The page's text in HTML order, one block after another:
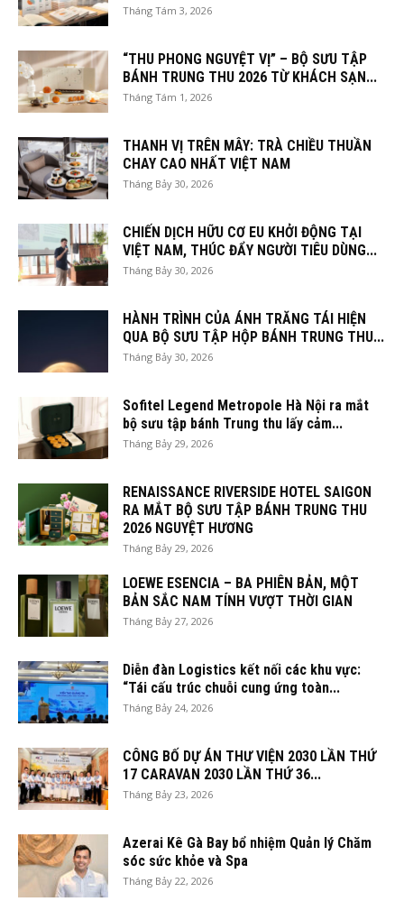
Tháng Tám 3, 2026
“THU PHONG NGUYỆT VỊ” – BỘ SƯU TẬP
BÁNH TRUNG THU 2026 TỪ KHÁCH SẠN...
Tháng Tám 1, 2026
THANH VỊ TRÊN MÂY: TRÀ CHIỀU THUẦN
CHAY CAO NHẤT VIỆT NAM
Tháng Bảy 30, 2026
CHIẾN DỊCH HỮU CƠ EU KHỞI ĐỘNG TẠI
VIỆT NAM, THÚC ĐẨY NGƯỜI TIÊU DÙNG...
Tháng Bảy 30, 2026
HÀNH TRÌNH CỦA ÁNH TRĂNG TÁI HIỆN
QUA BỘ SƯU TẬP HỘP BÁNH TRUNG THU...
Tháng Bảy 30, 2026
Sofitel Legend Metropole Hà Nội ra mắt
bộ sưu tập bánh Trung thu lấy cảm...
Tháng Bảy 29, 2026
RENAISSANCE RIVERSIDE HOTEL SAIGON
RA MẮT BỘ SƯU TẬP BÁNH TRUNG THU
2026 NGUYỆT HƯƠNG
Tháng Bảy 29, 2026
LOEWE ESENCIA – BA PHIÊN BẢN, MỘT
BẢN SẮC NAM TÍNH VƯỢT THỜI GIAN
Tháng Bảy 27, 2026
Diễn đàn Logistics kết nối các khu vực:
“Tái cấu trúc chuỗi cung ứng toàn...
Tháng Bảy 24, 2026
CÔNG BỐ DỰ ÁN THƯ VIỆN 2030 LẦN THỨ
17 CARAVAN 2030 LẦN THỨ 36...
Tháng Bảy 23, 2026
Azerai Kê Gà Bay bổ nhiệm Quản lý Chăm
sóc sức khỏe và Spa
Tháng Bảy 22, 2026